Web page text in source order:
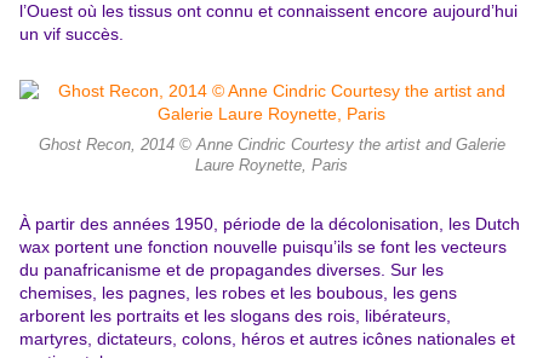
l’Ouest où les tissus ont connu et connaissent encore aujourd’hui
un vif succès.
Ghost Recon, 2014 © Anne Cindric Courtesy the artist and Galerie
Laure Roynette, Paris
À partir des années 1950, période de la décolonisation, les Dutch
wax portent une fonction nouvelle puisqu’ils se font les vecteurs
du panafricanisme et de propagandes diverses. Sur les
chemises, les pagnes, les robes et les boubous, les gens
arborent les portraits et les slogans des rois, libérateurs,
martyres, dictateurs, colons, héros et autres icônes nationales et